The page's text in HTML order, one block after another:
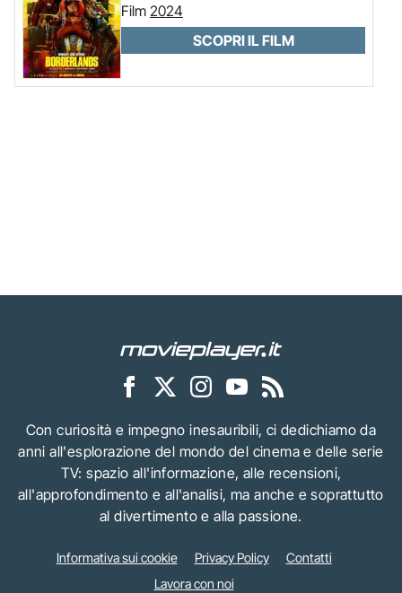
Film 2024
SCOPRI IL FILM
Con curiosità e impegno inesauribili, ci dedichiamo da
anni all'esplorazione del mondo del cinema e delle serie
TV: spazio all'informazione, alle recensioni,
all'approfondimento e all'analisi, ma anche e soprattutto
al divertimento e alla passione.
Informativa sui cookie Privacy Policy
Contatti
Lavora con noi